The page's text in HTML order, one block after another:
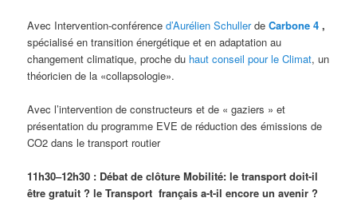
Avec Intervention-conférenced’Aurélien SchullerdeCarbone 4,
spécialisé en transition énergétique et en adaptation au
changement climatique, proche du haut conseil pour le Climat, un
théoricien de la «collapsologie».
Avec l’intervention de constructeurs et de « gaziers » et
présentation du programme EVE de réduction des émissions de
CO2 dans le transport routier
11h30–12h30 : Débat de clôture Mobilité: le transport doit-il
être gratuit ? le Transport français a-t-il encore un avenir ?